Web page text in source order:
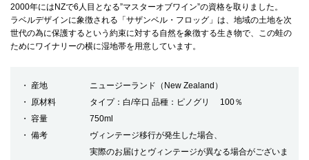
2000年にはNZで6人目となる”マスターオブワイン”の資格を取りました。
ラベルデザインに象徴される「サザンベル・フロッグ」は、地域の土地を次
世代の為に保護するという約束に対する自然を象徴する生き物で、この蛙の
ためにワイナリーの横に湿地帯を用意しています。
産地
ニュージーランド（New Zealand）
原材料
タイプ：白/辛口 品種：ピノグリ 100％
容量
750ml
備考
ヴィンテージ移行が発生した場合、
実際のお届けとヴィンテージが異なる場合がございま